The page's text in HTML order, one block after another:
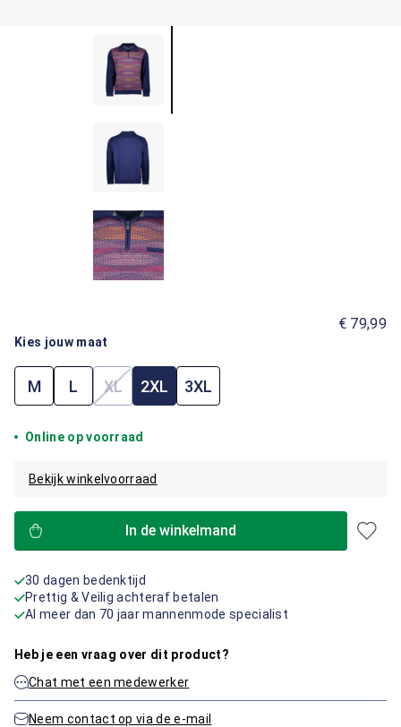
€ 79,99
Kies jouw maat
M L XL(Deze optie is momenteel niet beschikbaar.)
2XL 3XL
Online op voorraad
Bekijk winkelvoorraad
In de winkelmand
30 dagen bedenktijd
Prettig & Veilig achteraf betalen
Al meer dan 70 jaar mannenmode specialist
Heb je een vraag over dit product?
Chat met een medewerker
Neem contact op via de e-mail